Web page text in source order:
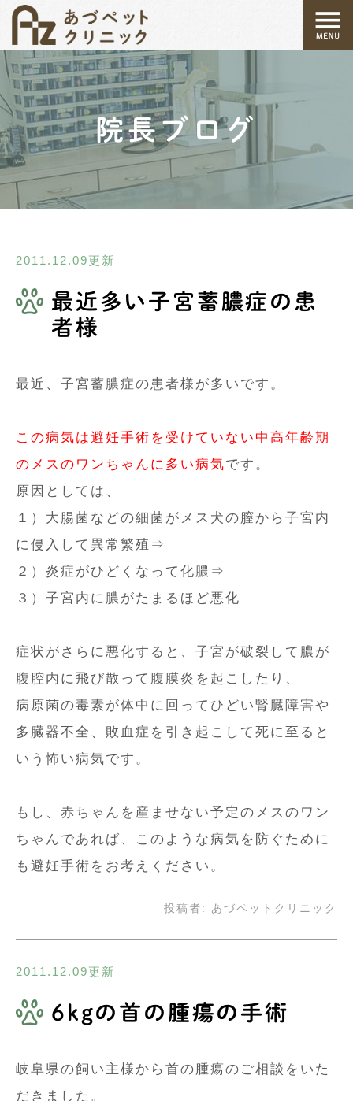
院長ブログ
2011.12.09更新
最近多い子宮蓄膿症の患
者様
最近、子宮蓄膿症の患者様が多いです。
この病気は避妊手術を受けていない中高年齢期
のメスのワンちゃんに多い病気です。
原因としては、
１）大腸菌などの細菌がメス犬の膣から子宮内
に侵入して異常繁殖⇒
２）炎症がひどくなって化膿⇒
３）子宮内に膿がたまるほど悪化
症状がさらに悪化すると、子宮が破裂して膿が
腹腔内に飛び散って腹膜炎を起こしたり、
病原菌の毒素が体中に回ってひどい腎臓障害や
多臓器不全、敗血症を引き起こして死に至ると
いう怖い病気です。
もし、赤ちゃんを産ませない予定のメスのワン
ちゃんであれば、このような病気を防ぐために
も避妊手術をお考えください。
投稿者: あづペットクリニック
2011.12.09更新
6kgの首の腫瘍の手術
岐阜県の飼い主様から首の腫瘍のご相談をいた
だきました。